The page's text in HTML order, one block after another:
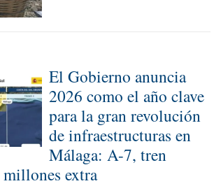
El Gobierno anuncia
2026 como el año clave
para la gran revolución
de infraestructuras en
Málaga: A-7, tren
extra